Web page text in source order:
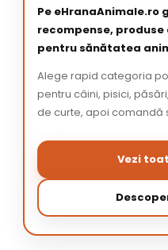
Pe eHranaAnimale.ro
recompense,
pentru sănătatea
Alege rapid categoria
pentru câini, pisici,
de curte, apoi comandă
Vezi